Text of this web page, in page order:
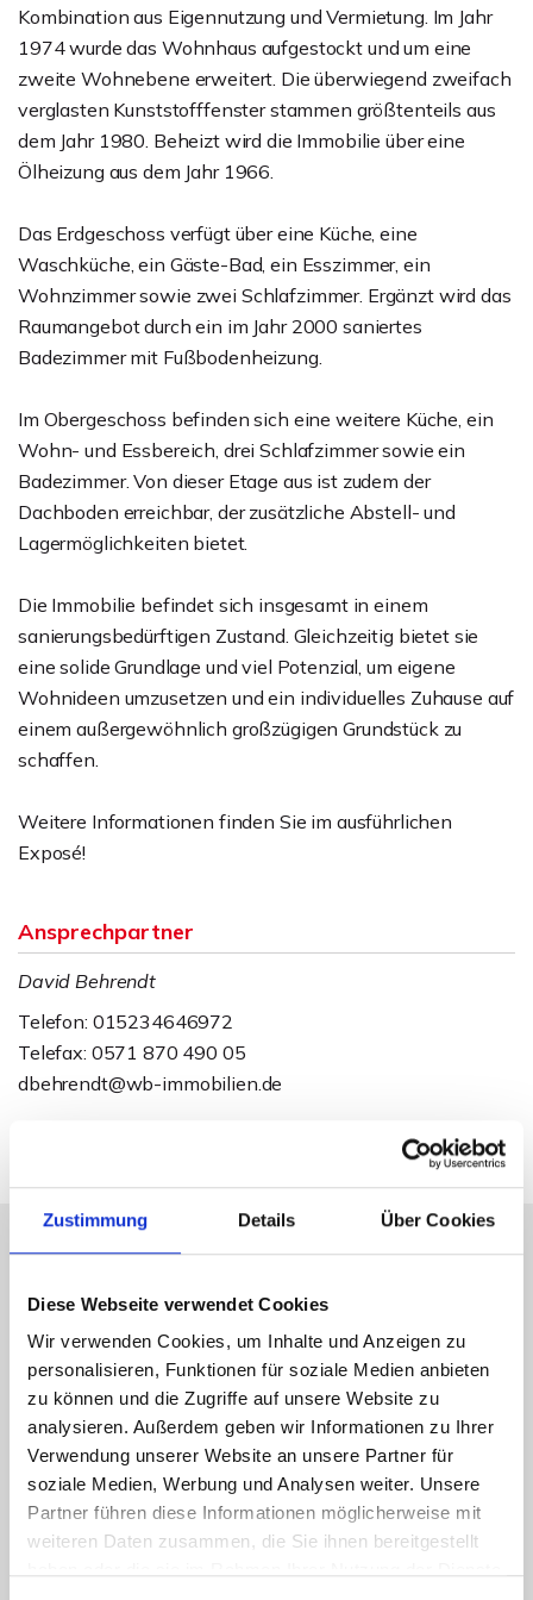
Zustimmung Details Über Cookies
Diese Webseite verwendet Cookies
Wir verwenden Cookies, um Inhalte und Anzeigen zu
personalisieren, Funktionen für soziale Medien anbieten
zu können und die Zugriffe auf unsere Website zu
analysieren. Außerdem geben wir Informationen zu Ihrer
Verwendung unserer Website an unsere Partner für
soziale Medien, Werbung und Analysen weiter. Unsere
Partner führen diese Informationen möglicherweise mit
weiteren Daten zusammen, die Sie ihnen bereitgestellt
Kombination aus Eigennutzung und Vermietung. Im Jahr
1974 wurde das Wohnhaus aufgestockt und um eine
zweite Wohnebene erweitert. Die überwiegend zweifach
verglasten Kunststofffenster stammen größtenteils aus
dem Jahr 1980. Beheizt wird die Immobilie über eine
Ölheizung aus dem Jahr 1966.
Das Erdgeschoss verfügt über eine Küche, eine
Waschküche, ein Gäste-Bad, ein Esszimmer, ein
Wohnzimmer sowie zwei Schlafzimmer. Ergänzt wird das
Raumangebot durch ein im Jahr 2000 saniertes
Badezimmer mit Fußbodenheizung.
Im Obergeschoss befinden sich eine weitere Küche, ein
Wohn- und Essbereich, drei Schlafzimmer sowie ein
Badezimmer. Von dieser Etage aus ist zudem der
Dachboden erreichbar, der zusätzliche Abstell- und
Lagermöglichkeiten bietet.
Die Immobilie befindet sich insgesamt in einem
sanierungsbedürftigen Zustand. Gleichzeitig bietet sie
eine solide Grundlage und viel Potenzial, um eigene
Wohnideen umzusetzen und ein individuelles Zuhause auf
einem außergewöhnlich großzügigen Grundstück zu
schaffen.
Weitere Informationen finden Sie im ausführlichen
Exposé!
Ansprechpartner
David Behrendt
Telefon: 015234646972
Telefax: 0571 870 490 05
dbehrendt@wb-immobilien.de
Energieausweis (Bedarfsausweis)
275,40 kWh / (m²*a)
Endenergiebedarf
Weitere Informationen